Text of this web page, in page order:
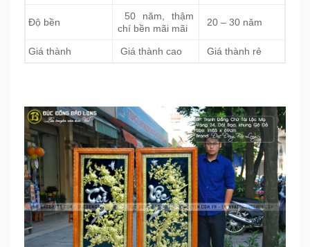
Độ bền
50 năm, thậm
chí bền mãi mãi
20 – 30 năm
Giá thành Giá thành cao Giá thành rẻ